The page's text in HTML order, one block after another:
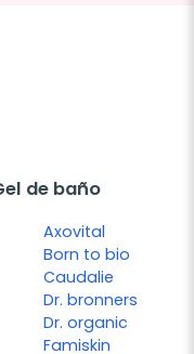
de baño
Axovital
Born to bio
Caudalie
Dr. bronners
Dr. organic
Famiskin